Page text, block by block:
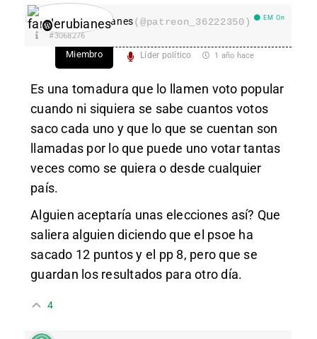
fanderubianes(@patreon_36222350) EM On
#3068276
Miembro Líder político 1 año hace
Es una tomadura que lo llamen voto popular
cuando ni siquiera se sabe cuantos votos
saco cada uno y que lo que se cuentan son
llamadas por lo que puede uno votar tantas
veces como se quiera o desde cualquier
país.
Alguien aceptaría unas elecciones así? Que
saliera alguien diciendo que el psoe ha
sacado 12 puntos y el pp 8, pero que se
guardan los resultados para otro día.
4